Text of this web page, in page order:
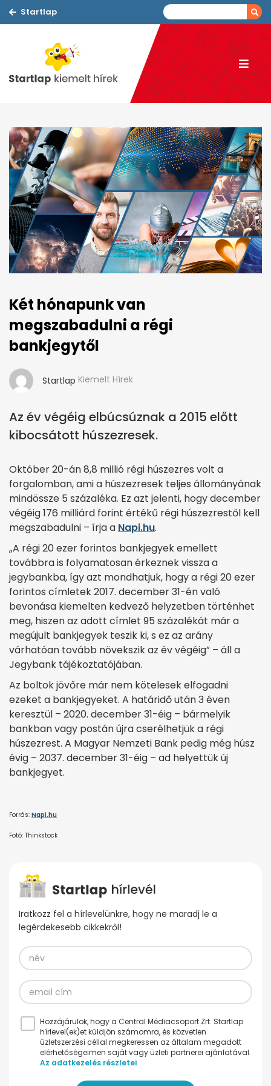
Startlap
Két hónapunk van
megszabadulni a régi
bankjegytől
Startlap Kiemelt Hírek
Az év végéig elbúcsúznak a 2015 előtt
kibocsátott húszezresek.
Október 20-án 8,8 millió régi húszezres volt a
forgalomban, ami a húszezresek teljes állományának
mindössze 5 százaléka. Ez azt jelenti, hogy december
végéig 176 milliárd forint értékű régi húszezrestől kell
megszabadulni – írja a Napi.hu.
„A régi 20 ezer forintos bankjegyek emellett
továbbra is folyamatosan érkeznek vissza a
jegybankba, így azt mondhatjuk, hogy a régi 20 ezer
forintos címletek 2017. december 31-én való
bevonása kiemelten kedvező helyzetben történhet
meg, hiszen az adott címlet 95 százalékát már a
megújult bankjegyek teszik ki, s ez az arány
várhatóan tovább növekszik az év végéig” – áll a
Jegybank tájékoztatójában.
Az boltok jövőre már nem kötelesek elfogadni
ezeket a bankjegyeket. A határidő után 3 éven
keresztül – 2020. december 31-éig – bármelyik
bankban vagy postán újra cserélhetjük a régi
húszezrest. A Magyar Nemzeti Bank pedig még húsz
évig – 2037. december 31-éig – ad helyettük új
bankjegyet.
Forrás: Napi.hu
Fotó: Thinkstock
Iratkozz fel a hírlevelünkre, hogy ne maradj le a
legérdekesebb cikkekről!
Hozzájárulok, hogy a Central Médiacsoport Zrt. Startlap
hírlevel(ek)et küldjön számomra, és közvetlen
üzletszerzési céllal megkeressen az általam megadott
elérhetőségeimen saját vagy üzleti partnerei ajánlatával.
Az adatkezelés részletei